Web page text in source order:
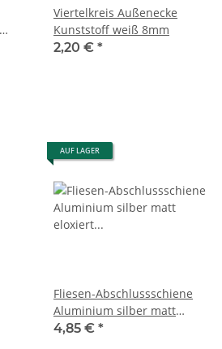
Viertelkreis Außenecke
Kunststoff weiß 8mm
2,20 € *
AUF LAGER
Fliesen-Abschlussschiene
Aluminium silber matt
eloxiert 11mm 1m
4,85 € *